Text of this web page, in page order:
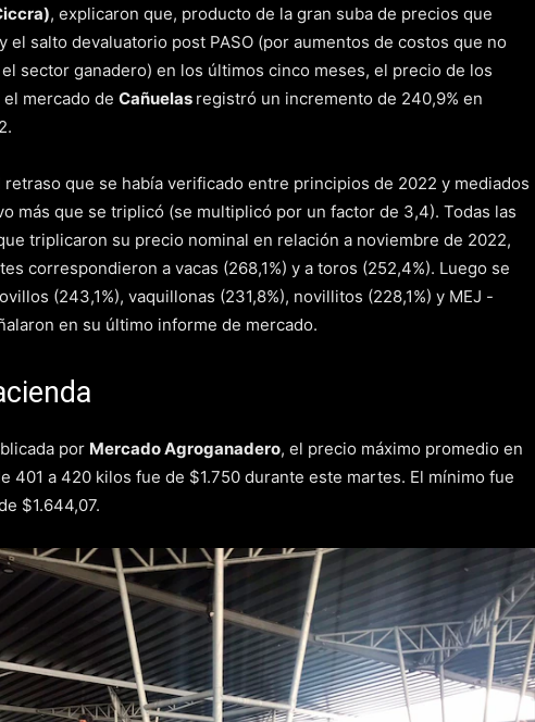
, explicaron que, producto de la gran suba de precios que
el salto devaluatorio post PASO (por aumentos de costos que no
sector ganadero) en los últimos cinco meses, el precio de los
mercado de Cañuelas registró un incremento de 240,9% en
retraso que se había verificado entre principios de 2022 y mediados
más que se triplicó (se multiplicó por un factor de 3,4). Todas las
triplicaron su precio nominal en relación a noviembre de 2022,
correspondieron a vacas (268,1%) y a toros (252,4%). Luego se
(243,1%), vaquillonas (231,8%), novillitos (228,1%) y MEJ -
en su último informe de mercado.
por Mercado Agroganadero, el precio máximo promedio en
401 a 420 kilos fue de $1.750 durante este martes. El mínimo fue
$1.644,07.